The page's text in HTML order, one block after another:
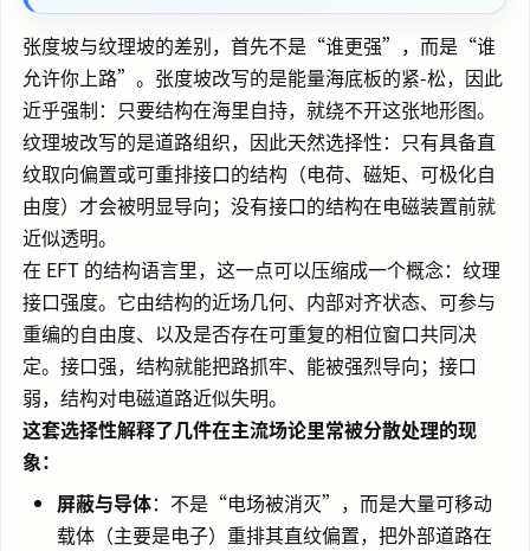
张度坡与纹理坡的差别，首先不是“谁更强”，而是“谁
允许你上路”。张度坡改写的是能量海底板的紧-松，因此
近乎强制：只要结构在海里自持，就绕不开这张地形图。
纹理坡改写的是道路组织，因此天然选择性：只有具备直
纹取向偏置或可重排接口的结构（电荷、磁矩、可极化自
由度）才会被明显导向；没有接口的结构在电磁装置前就
近似透明。
在 EFT 的结构语言里，这一点可以压缩成一个概念：纹理
接口强度。它由结构的近场几何、内部对齐状态、可参与
重编的自由度、以及是否存在可重复的相位窗口共同决
定。接口强，结构就能把路抓牢、能被强烈导向；接口
弱，结构对电磁道路近似失明。
这套选择性解释了几件在主流场论里常被分散处理的现
象：
屏蔽与导体：不是“电场被消灭”，而是大量可移动
载体（主要是电子）重排其直纹偏置，把外部道路在